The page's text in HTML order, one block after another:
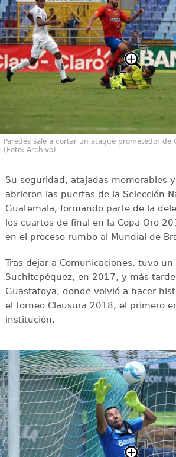
Paredes sale a cortar un ataque prometedor de
(Foto: Archivo)
Su seguridad, atajadas memorables
abrieron las puertas de la Selección
Guatemala, formando parte de la
los cuartos de final en la Copa Oro
en el proceso rumbo al Mundial de
Tras dejar a Comunicaciones, tuvo
Suchitepéquez, en 2017, y más
Guastatoya, donde volvió a hacer
el torneo Clausura 2018, el primero
institución.